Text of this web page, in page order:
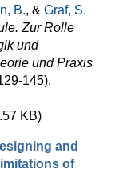
B., & Graf, S.
Zur Rolle
und
und Praxis
145).
KB)
and
of